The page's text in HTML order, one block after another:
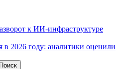
к ИИ-инфраструктуре
в 2026 году: аналитики оценили